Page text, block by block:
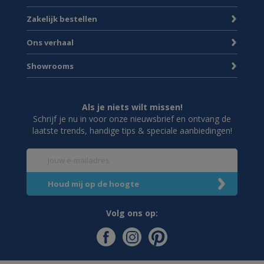
Zakelijk bestellen
Ons verhaal
Showrooms
Als je niets wilt missen!
Schrijf je nu in voor onze nieuwsbrief en ontvang de
laatste trends, handige tips & speciale aanbiedingen!
Volg ons op: